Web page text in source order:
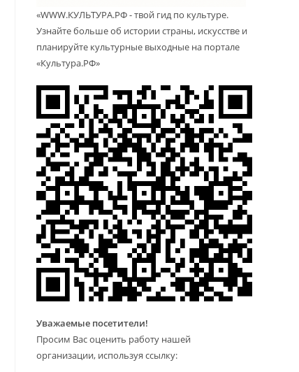
«WWW.КУЛЬТУРА.РФ - твой гид по культуре.
Узнайте больше об истории страны, искусстве и
планируйте культурные выходные на портале
«Культура.РФ»
Уважаемые посетители!
Просим Вас оценить работу нашей
организации, используя ссылку: